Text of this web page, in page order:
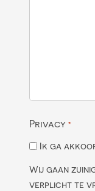
Privacy *
Ik ga
Wij gaan
verplicht te